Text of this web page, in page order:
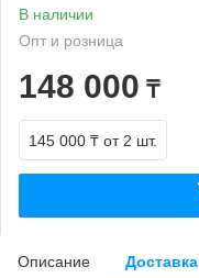
В наличии
Опт и розница
148 000 ₸
145 000 ₸ от 2 шт.
Описание Доставка